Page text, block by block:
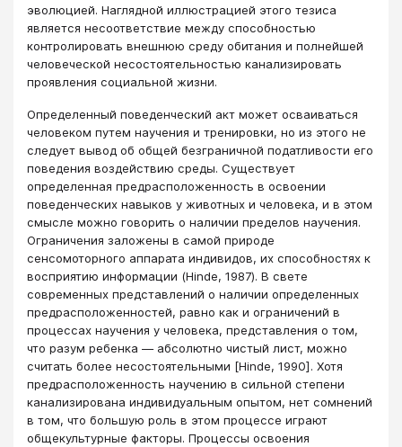
эволюцией. Наглядной иллюстрацией этого тезиса
является несоответствие между способностью
контролировать внешнюю среду обитания и полнейшей
человеческой несостоятельностью канализировать
проявления социальной жизни.
Определенный поведенческий акт может осваиваться
человеком путем научения и тренировки, но из этого не
следует вывод об общей безграничной податливости его
поведения воздействию среды. Существует
определенная предрасположенность в освоении
поведенческих навыков у животных и человека, и в этом
смысле можно говорить о наличии пределов научения.
Ограничения заложены в самой природе
сенсомоторного аппарата индивидов, их способностях к
восприятию информации (Hinde, 1987). В свете
современных представлений о наличии определенных
предрасположенностей, равно как и ограничений в
процессах научения у человека, представления о том,
что разум ребенка — абсолютно чистый лист, можно
считать более несостоятельными [Hinde, 1990]. Хотя
предрасположенность научению в сильной степени
канализирована индивидуальным опытом, нет сомнений
в том, что большую роль в этом процессе играют
общекультурные факторы. Процессы освоения